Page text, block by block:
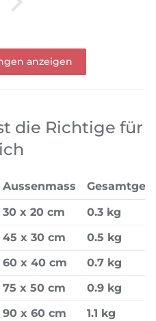
anzeigen
die Richtige für
Aussenmass
30 x 20 cm
0.3 kg
45 x 30 cm
0.5 kg
60 x 40 cm
0.7 kg
75 x 50 cm
0.9 kg
90 x 60 cm
1.1 kg